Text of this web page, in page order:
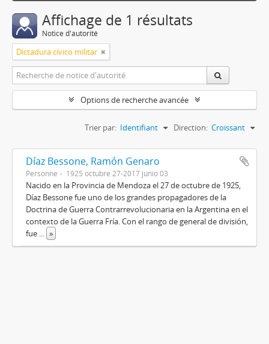
Affichage de 1 résultats
Notice d'autorité
Dictadura cívico militar
Options de recherche avancée
Trier par: Identifiant Direction: Croissant
Díaz Bessone, Ramón Genaro
Personne 1925 octubre 27-2017 junio 03
Nacido en la Provincia de Mendoza el 27 de octubre de 1925,
Díaz Bessone fue uno de los grandes propagadores de la
Doctrina de Guerra Contrarrevolucionaria en la Argentina en el
contexto de la Guerra Fría. Con el rango de general de división,
fue ... »